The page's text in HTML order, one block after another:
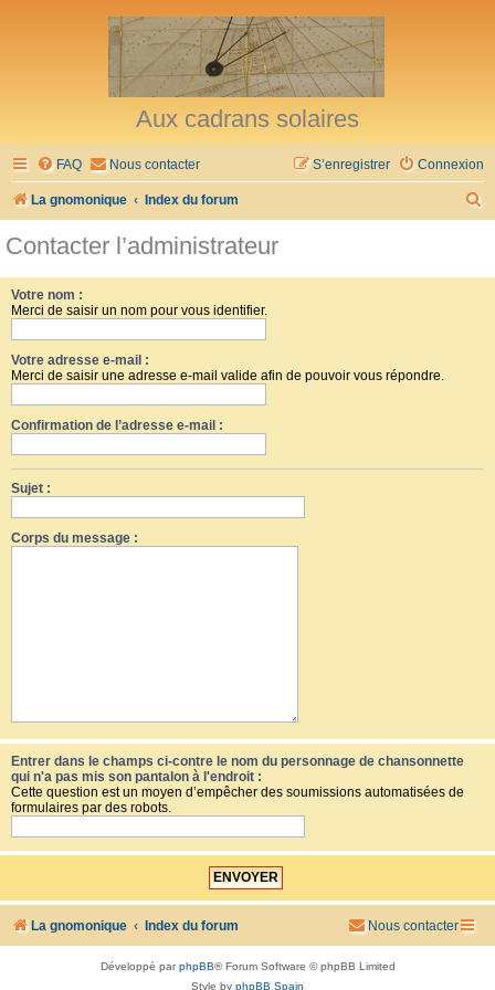
Aux cadrans solaires
FAQ Nous contacter Connexion
S’enregistrer
La gnomonique Index du forum
Contacter l’administrateur
Votre nom :
Merci de saisir un nom pour vous identifier.
Votre adresse e-mail :
Merci de saisir une adresse e-mail valide afin de pouvoir vous répondre.
Confirmation de l’adresse e-mail :
Sujet :
Corps du message :
Entrer dans le champs ci-contre le nom du personnage de chansonnette
qui n'a pas mis son pantalon à l'endroit :
Cette question est un moyen d’empêcher des soumissions automatisées de
formulaires par des robots.
La gnomonique Index du forum Nous contacter
Développé parphpBB® Forum Software © phpBB Limited
Style by phpBB Spain